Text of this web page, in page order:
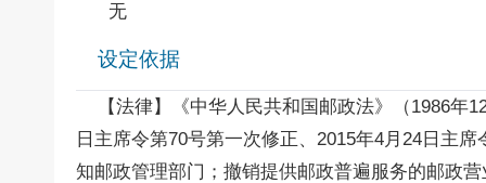
无
设定依据
【法律】《中华人民共和国邮政法》（1986年
日主席令第70号第一次修正、2015年4月24日主
知邮政管理部门；撤销提供邮政普遍服务的邮政